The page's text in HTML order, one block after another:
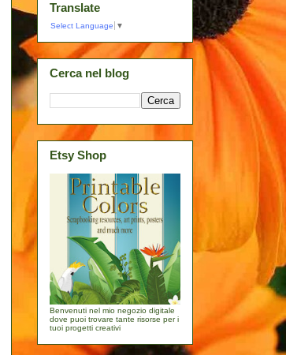
Translate
Select Language ▼
Cerca nel blog
Etsy Shop
Benvenuti nel mio negozio digitale
dove puoi trovare tante risorse per i
tuoi progetti creativi